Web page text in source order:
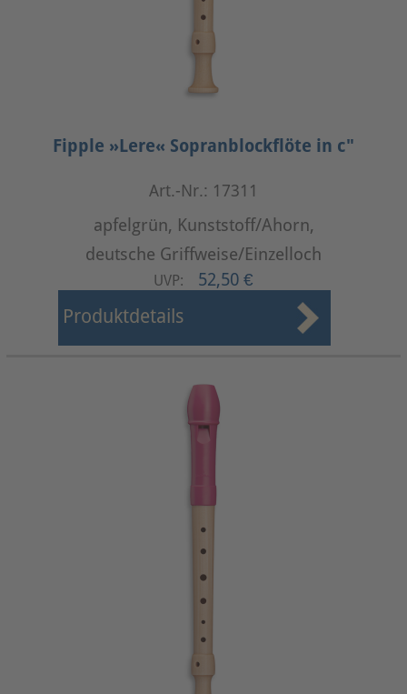
Fipple »Lere« Sopranblockflöte in c"
Art.-Nr.: 17311
apfelgrün, Kunststoff/Ahorn,
deutsche Griffweise/Einzelloch
UVP: 52,50 €
Produktdetails